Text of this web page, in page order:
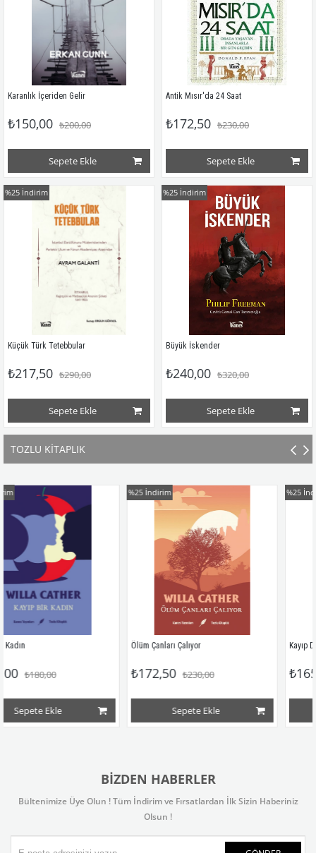
Karanlık İçeriden Gelir
₺150,00 ₺200,00
Sepete Ekle
Antik Mısır'da 24 Saat
₺172,50 ₺230,00
Sepete Ekle
Küçük Türk Tetebbular
₺217,50 ₺290,00
Sepete Ekle
%25 İndirim
Büyük İskender
₺240,00 ₺320,00
Sepete Ekle
%25 İndirim
TOZLU KİTAPLIK
₺172,50
Sepete Ekle
%25
Kayıp Dünya
₺165,00
Sepete Ekle
%25
BIZDEN HABERLER
Bültenimize Üye Olun ! Tüm İndirim ve Fırsatlardan İlk Sizin Haberiniz
Olsun !